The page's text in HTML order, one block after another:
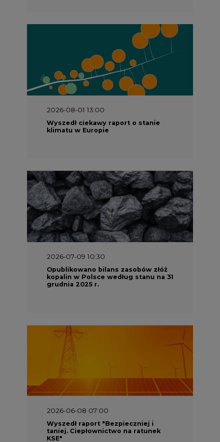
2026-08-01 13:00
Wyszedł ciekawy raport o stanie
klimatu w Europie
2026-07-09 10:30
Opublikowano bilans zasobów złóż
kopalin w Polsce według stanu na 31
grudnia 2025 r.
2026-06-08 07:00
Wyszedł raport "Bezpieczniej i
taniej. Ciepłownictwo na ratunek
KSE"